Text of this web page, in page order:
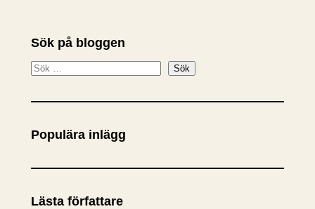
Sök på bloggen
S
k
Sök
Populära inlägg
Lästa författare